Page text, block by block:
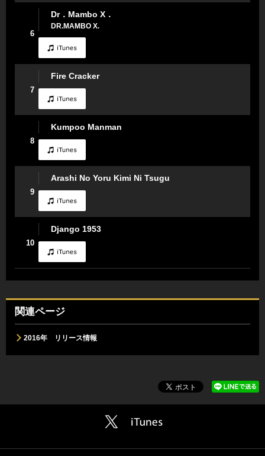
6
Dr．Mambo X．
DR.MAMBO X.
7
Fire Cracker
8
Kumpoo Manman
9
Arashi No Yoru Kimi Ni Tsugu
10
Django 1953
関連ページ
2016年 リリース情報